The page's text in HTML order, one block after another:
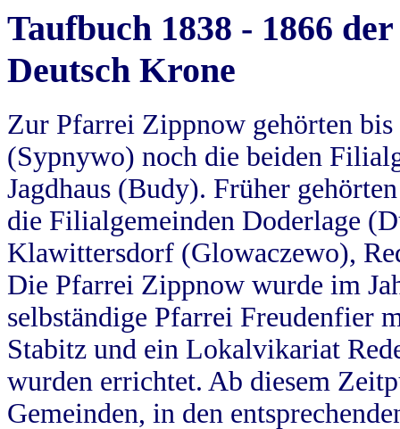
Taufbuch 1838 - 1866
Deutsch Krone
Zur Pfarrei Zippnow gehörten
(Sypnywo) noch die beiden
Jagdhaus (Budy). Früher
die Filialgemeinden Doderlage
Klawittersdorf (Glowaczewo),
Die Pfarrei Zippnow wurde im
selbständige Pfarrei Freudenfier
Stabitz und ein Lokalvikariat
wurden errichtet. Ab diesem
Gemeinden, in den